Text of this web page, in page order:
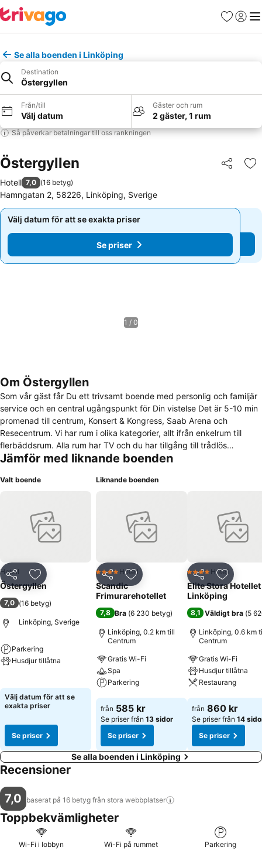
Favoriter
Logga
Se alla boenden i Linköping
Destination
Östergyllen
Från/till
Välj datum
Gäster och rum
2 gäster, 1 rum
Så påverkar betalningar till oss rankningen
Östergyllen Dela
Hotell 7,0 (16 betyg)
Hamngatan 2, 58226, Linköping, Sverige
Välj datum för att se exakta priser
Se priser
Välj datum för att se exakta priser
Se priser
1 / 0
Om Östergyllen
Som vår gäst får Du ett trivsamt boende med personlig och familjär
service och en central ugångspunkt för Din vistelse Det är 5-10 min
promenad till centrum, Konsert & Kongress, Saab Arena och
Resecentrum. Vi har rum i olika kategorier, allt ifrån enkelrum till
flerbäddsrum. Alla rum har TV och du har tillgång till trådlös
uppkoppling. Du har fri parkering på gården i mån av plats. Frukost
Jämför med liknande boenden
Valt boende
Dela Lägg till i Mina Favoriter
Hotell
Östergyllen
7,0 (16 betyg)
Linköping, Sverige
Parkering
Husdjur tillåtna
Välj datum för att se
exakta priser
Se priser
Liknande boenden
Dela Lägg till i Mina Favoriter
4 StjärnorHotell
Scandic
Frimurarehotellet
7,8 Bra (6 230 betyg)
Linköping, 0.2 km till
Centrum
Gratis Wi-Fi
Spa
Parkering
Se priser
från 585 kr
Se priser från 13 sidor
Se priser
Dela Lägg till
4 StjärnorHotell
Elite Stora Hotellet
Linköping
8,1 Väldigt bra (5
Linköping, 0.6 km
Centrum
Gratis Wi-Fi
Husdjur tillåtna
Restaurang
Se priser
från 860 kr
Se priser från 14
Se priser
Se alla boenden i Linköping
Recensioner
7,0 baserat på 16 betyg från stora webbplatser
Toppbekvämligheter
Wi-Fi i lobbyn Wi-Fi på rummet Parkering